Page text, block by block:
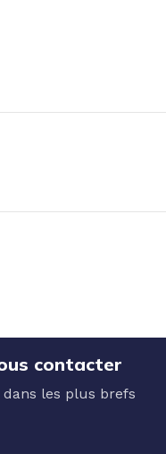
contacter
les plus brefs